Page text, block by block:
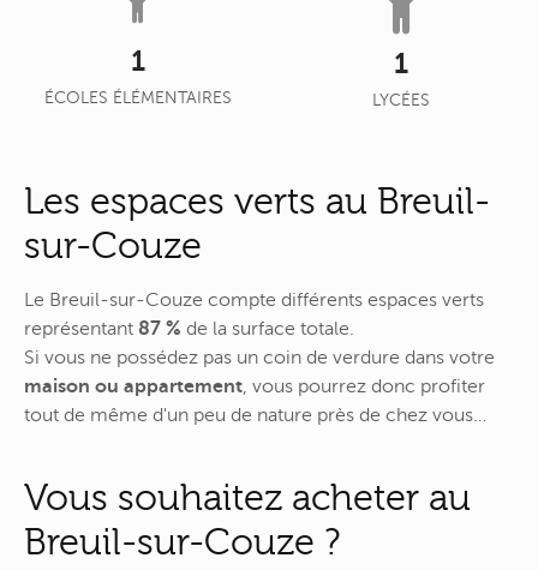
1
ÉCOLES ÉLÉMENTAIRES
1
LYCÉES
Les espaces verts au Breuil-
sur-Couze
Le Breuil-sur-Couze compte différents espaces verts
représentant 87 % de la surface totale.
Si vous ne possédez pas un coin de verdure dans votre
maison ou appartement, vous pourrez donc profiter
tout de même d'un peu de nature près de chez vous…
Vous souhaitez acheter au
Breuil-sur-Couze ?